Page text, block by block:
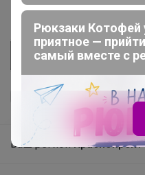
Ваш регионКрасноярск?
Рюкзаки Котофей
приятное —
самый вместе с
Продолжая использовать